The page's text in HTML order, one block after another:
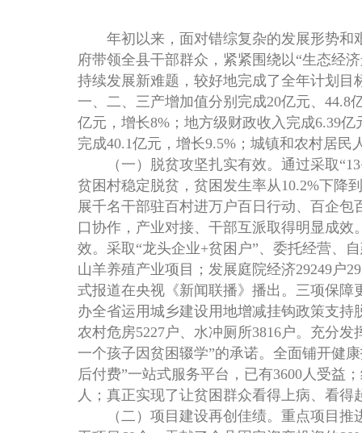
年初以来，面对错综复杂的发展形势和
府带领全县干部群众，紧紧围绕以“生态经
持续发展新难题，较好地完成了全年计划目
一、二、三产增加值分别完成20亿元、44.8
亿元，增长8%；地方级财政收入完成6.39
完成40.1亿元，增长9.5%；城镇和农村居民
（一）脱贫攻坚扎实有效。通过采取
贫困村稳定脱贫，贫困发生率从10.2%下降
展千名干部驻百村进万户百日行动、百企
口协作，产业对接、干部互派取得明显成
效。采取“龙头企业+贫困户”、委托经营、
山羊养殖产业项目；发展庭院经济29249户
式报道在央视《新闻联播》播出。三项保障
办全省运用城乡建设用地增减挂钩政策支
农村危房5227户、水冲厕所3816户。充分
一个孩子因贫困辍学”的承诺。全面铺开健
后付费”一站式服务平台，已有3600人受益
人；真正实现了让贫困群众看得上病、看
（二）项目建设再创佳绩。重点项目推进